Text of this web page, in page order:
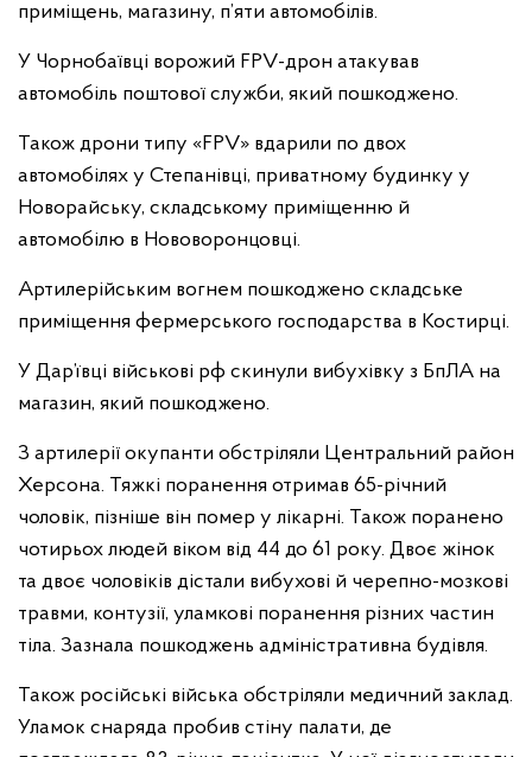
приміщень, магазину, п’яти автомобілів.
У Чорнобаївці ворожий FPV-дрон атакував
автомобіль поштової служби, який пошкоджено.
Також дрони типу «FPV» вдарили по двох
автомобілях у Степанівці, приватному будинку у
Новорайську, складському приміщенню й
автомобілю в Нововоронцовці.
Артилерійським вогнем пошкоджено складське
приміщення фермерського господарства в Костирці.
У Дар’ївці військові рф скинули вибухівку з БпЛА на
магазин, який пошкоджено.
З артилерії окупанти обстріляли Центральний район
Херсона. Тяжкі поранення отримав 65-річний
чоловік, пізніше він помер у лікарні. Також поранено
чотирьох людей віком від 44 до 61 року. Двоє жінок
та двоє чоловіків дістали вибухові й черепно-мозкові
травми, контузії, уламкові поранення різних частин
тіла. Зазнала пошкоджень адміністративна будівля.
Також російські війська обстріляли медичний заклад.
Уламок снаряда пробив стіну палати, де